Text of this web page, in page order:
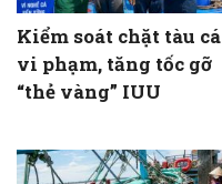
Kiểm soát chặt tàu cá
vi phạm, tăng tốc gỡ
“thẻ vàng” IUU